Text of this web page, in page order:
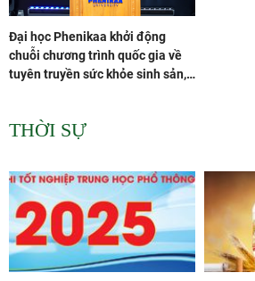
Đại học Phenikaa khởi động
chuỗi chương trình quốc gia về
tuyên truyền sức khỏe sinh sản,
THỜI SỰ